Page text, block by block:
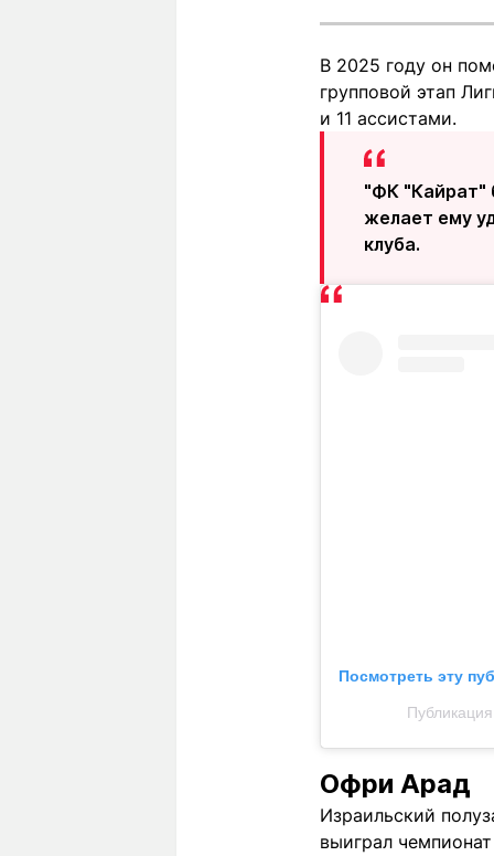
В 2025 году он
групповой этап
и 11 ассистами.
"ФК "Кайрат"
желает ему
клуба.
Посмотреть эту
Офри Арад
Израильский
выиграл